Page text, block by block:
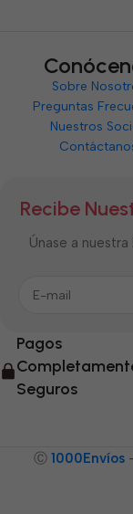
Sobre
Preguntas
Nuestros
Recibe
Únase a
Pagos
Seguros
Ⓒ 1000Envíos